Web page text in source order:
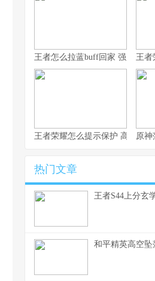
王者怎么拉蓝buff回家 强度排行
王者
王者荣耀怎么提示保护 高效局原神
热门文章
王者S44上分玄
和平精英高空坠